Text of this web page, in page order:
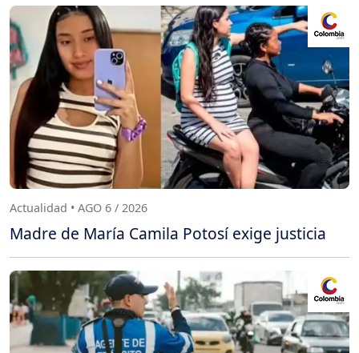
Actualidad • AGO 6 / 2026
Madre de María Camila Potosí exige justicia